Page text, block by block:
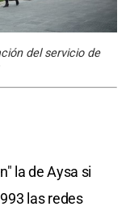
del servicio de
la de Aysa si
las redes